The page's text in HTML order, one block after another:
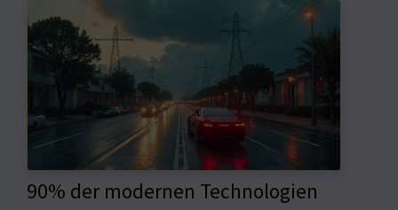
90% der modernen Technologien